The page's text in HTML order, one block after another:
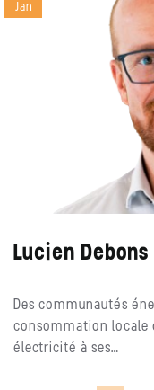
Jan
Lucien Debons
Des communautés
consommation locale
électricité à ses…